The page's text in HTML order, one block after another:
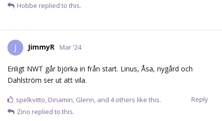
Hobbe replied to this.
J JimmyR Mar '24
Enligt NWT går björka in från start. Linus, Åsa, nygård och
Dahlström ser ut att vila.
Reply
spelkvitto, Dinamin, Glenn, and 4others like this.
Zino replied to this.